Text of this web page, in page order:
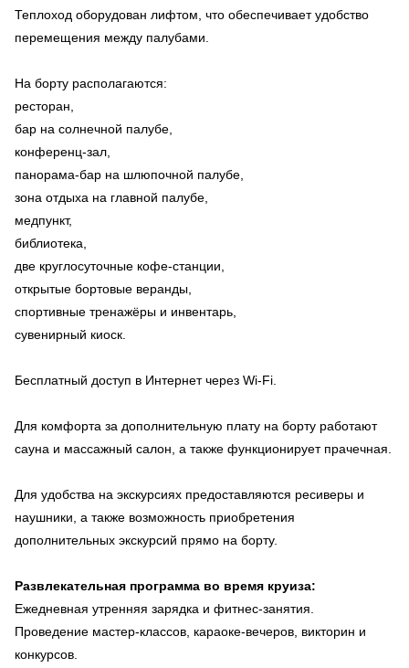
Теплоход оборудован лифтом, что обеспечивает удобство
перемещения между палубами.
На борту располагаются:
ресторан,
бар на солнечной палубе,
конференц-зал,
панорама-бар на шлюпочной палубе,
зона отдыха на главной палубе,
медпункт,
библиотека,
две круглосуточные кофе-станции,
открытые бортовые веранды,
спортивные тренажёры и инвентарь,
сувенирный киоск.
Бесплатный доступ в Интернет через Wi-Fi.
Для комфорта за дополнительную плату на борту работают
сауна и массажный салон, а также функционирует прачечная.
Для удобства на экскурсиях предоставляются ресиверы и
наушники, а также возможность приобретения
дополнительных экскурсий прямо на борту.
Развлекательная программа во время круиза:
Ежедневная утренняя зарядка и фитнес-занятия.
Проведение мастер-классов, караоке-вечеров, викторин и
конкурсов.